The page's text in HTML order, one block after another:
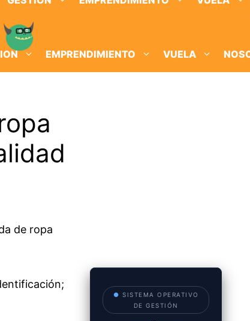
EMPRENDIMIENTO VUELA
de ropa
● SISTEMA OPERATIVO
DE GESTIÓN